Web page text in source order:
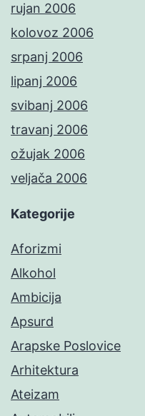
rujan 2006
kolovoz 2006
srpanj 2006
lipanj 2006
svibanj 2006
travanj 2006
ožujak 2006
veljača 2006
Kategorije
Aforizmi
Alkohol
Ambicija
Apsurd
Arapske Poslovice
Arhitektura
Ateizam